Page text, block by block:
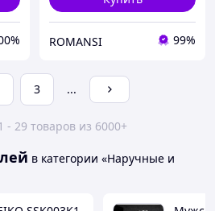
ROMANSI 99%
3 ...
- 29 товаров из 6000+
в категории «Наручные и